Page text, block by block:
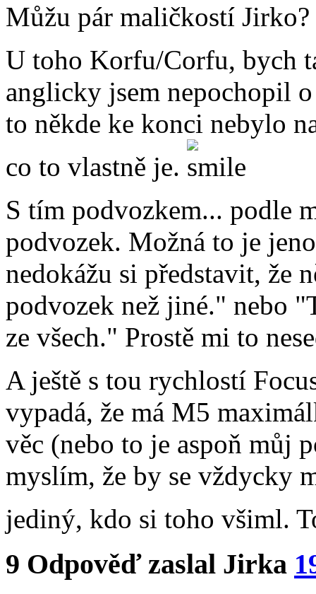
Můžu pár maličkostí Jirko?
U toho Korfu/Corfu, bych
anglicky jsem nepochopil
to někde ke konci nebylo
co to vlastně je.
S tím podvozkem... podle
podvozek. Možná to je
nedokážu si představit, že
podvozek než jiné." nebo
ze všech." Prostě mi to
A ještě s tou rychlostí
vypadá, že má M5
věc (nebo to je aspoň můj
myslím, že by se vždycky
jediný, kdo si toho všiml.
9 Odpověď zaslal Jirka